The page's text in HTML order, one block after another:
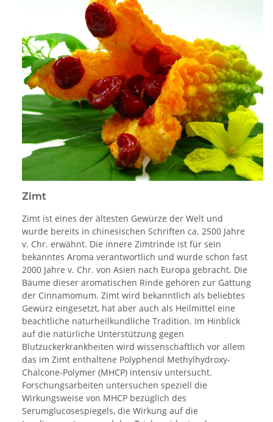
Zimt
Zimt ist eines der ältesten Gewürze der Welt und
wurde bereits in chinesischen Schriften ca. 2500 Jahre
v. Chr. erwähnt. Die innere Zimtrinde ist für sein
bekanntes Aroma verantwortlich und wurde schon fast
2000 Jahre v. Chr. von Asien nach Europa gebracht. Die
Bäume dieser aromatischen Rinde gehören zur Gattung
der Cinnamomum. Zimt wird bekanntlich als beliebtes
Gewürz eingesetzt, hat aber auch als Heilmittel eine
beachtliche naturheilkundliche Tradition. Im Hinblick
auf die natürliche Unterstützung gegen
Blutzuckerkrankheiten wird wissenschaftlich vor allem
das im Zimt enthaltene Polyphenol Methylhydroxy-
Chalcone-Polymer (MHCP) intensiv untersucht.
Forschungsarbeiten untersuchen speziell die
Wirkungsweise von MHCP bezüglich des
Serumglucosespiegels, die Wirkung auf die